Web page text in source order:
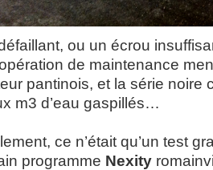
ou un écrou
de maintenance
pantinois, et la série noire
m3 d’eau gaspillés…
ce n’était qu’un test
programme Nexity